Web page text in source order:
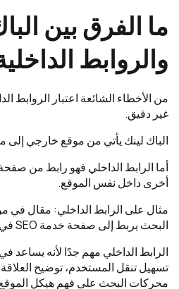
ما الفرق بين
والروابط
من الأخطاء الشائعة اعتبار الروابط
غير دقيق.
الباك لينك يأتي من موقع خارجي إلى
أما الرابط الداخلي فهو رابط من
أخرى داخل نفس الموقع.
مثال على الرابط الداخلي: مقال
البحث يربط إلى صفحة خدمة SEO في نفس الموقع.
الرابط الداخلي مهم جدًا لأنه يساعد
تسهيل تنقل المستخدم، توضيح
محركات البحث على فهم هيكل الموقع.